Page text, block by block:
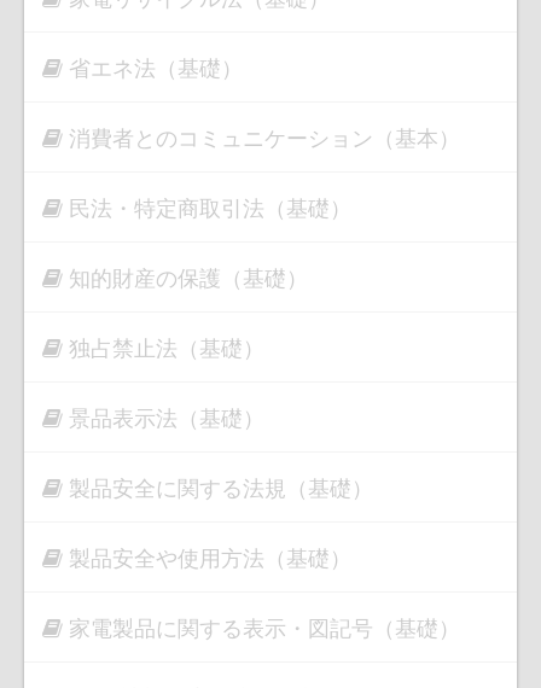
省エネ法（基礎）
消費者とのコミュニケーション（基本）
民法・特定商取引法（基礎）
知的財産の保護（基礎）
独占禁止法（基礎）
景品表示法（基礎）
製品安全に関する法規（基礎）
製品安全や使用方法（基礎）
家電製品に関する表示・図記号（基礎）